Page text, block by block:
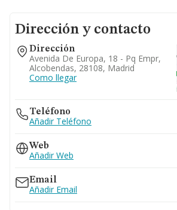
Dirección y contacto
Dirección
Avenida De Europa, 18 - Pq Empr,
Alcobendas, 28108, Madrid
Como llegar
Teléfono
Añadir Teléfono
Web
Añadir Web
Email
Añadir Email